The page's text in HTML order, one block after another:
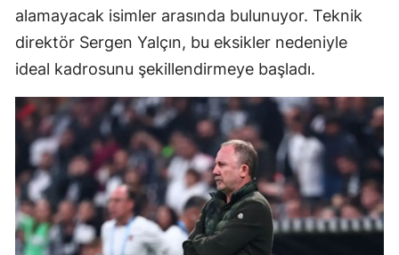
alamayacak isimler arasında bulunuyor. Teknik
direktör Sergen Yalçın, bu eksikler nedeniyle
ideal kadrosunu şekillendirmeye başladı.